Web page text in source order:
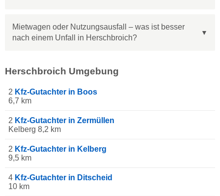
Mietwagen oder Nutzungsausfall – was ist besser
nach einem Unfall in Herschbroich?
Herschbroich Umgebung
2 Kfz-Gutachter in Boos
6,7 km
2 Kfz-Gutachter in Zermüllen
Kelberg 8,2 km
2 Kfz-Gutachter in Kelberg
9,5 km
4 Kfz-Gutachter in Ditscheid
10 km